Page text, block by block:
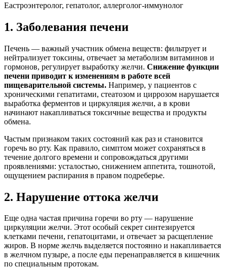
Еастроэнтеролог, гепатолог, аллерголог-иммунолог
1. Заболевания печени
Печень — важный участник обмена веществ: фильтрует и
нейтрализует токсины, отвечает за метаболизм витаминов и
гормонов, регулирует выработку желчи. Снижение функции
печени приводит к изменениям в работе всей
пищеварительной системы. Например, у пациентов с
хроническими гепатитами, стеатозом и циррозом нарушается
выработка ферментов и циркуляция желчи, а в крови
начинают накапливаться токсичные вещества и продукты
обмена.
Частым признаком таких состояний как раз и становится
горечь во рту. Как правило, симптом может сохраняться в
течение долгого времени и сопровождаться другими
проявлениями: усталостью, снижением аппетита, тошнотой,
ощущением распирания в правом подреберье.
2. Нарушение оттока желчи
Еще одна частая причина горечи во рту — нарушение
циркуляции желчи. Этот особый секрет синтезируется
клетками печени, гепатоцитами, и отвечает за расщепление
жиров. В норме желчь выделяется постоянно и накапливается
в желчном пузыре, а после еды перенаправляется в кишечник
по специальным протокам.